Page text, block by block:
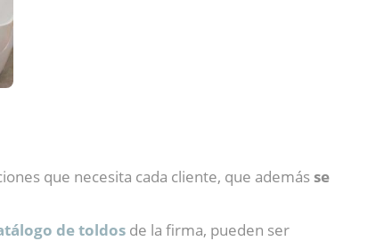
que necesita cada cliente, que ademásse
de toldos de la firma, pueden ser